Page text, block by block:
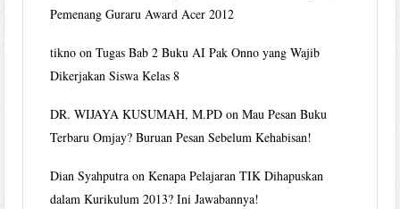
Pemenang Guraru Award Acer 2012
tikno onTugas Bab 2 Buku AI Pak Onno yang Wajib
Dikerjakan Siswa Kelas 8
DR. WIJAYA KUSUMAH, M.PD onMau Pesan Buku
Terbaru Omjay? Buruan Pesan Sebelum Kehabisan!
Dian Syahputra onKenapa Pelajaran TIK Dihapuskan
dalam Kurikulum 2013? Ini Jawabannya!